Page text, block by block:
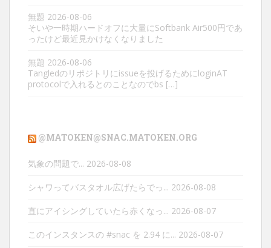
無題 2026-08-06
そいや一時期ハードオフに大量にSoftbank Air500円であ
ったけど最近見かけなくなりました
無題 2026-08-06
Tangledのリポジトリにissueを投げるためにloginAT
protocolで入れるとのことなのでbs […]
@MATOKEN@SNAC.MATOKEN.ORG
気象の問題で... 2026-08-08
シャワってバスタオル広げたらでっ... 2026-08-08
直にアイシングしていたら赤くなっ... 2026-08-07
このインスタンスの #snac を 2.94 に... 2026-08-07